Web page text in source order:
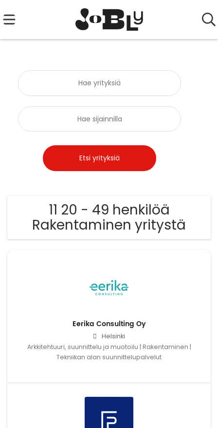
11 20 - 49 henkilöä
Rakentaminen yritystä
Eerika Consulting Oy
Helsinki
Arkkitehtuuri, suunnittelu ja muotoilu | Rakentaminen |
Tekniikan alan suunnittelupalvelut